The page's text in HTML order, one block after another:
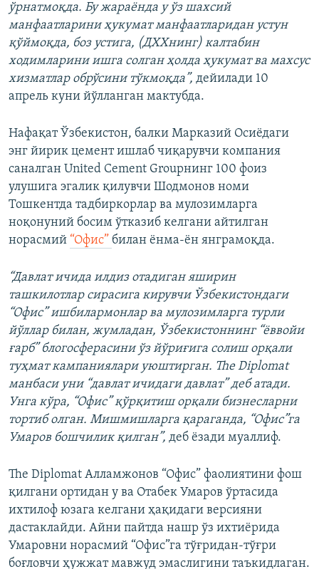
ўрнатмоқда. Бу жараёнда у ўз шахсий
манфаатларини ҳукумат манфаатларидан устун
қўймоқда, боз устига, (ДХХнинг) калтабин
ходимларини ишга солган ҳолда ҳукумат ва махсус
хизматлар обрўсини тўкмоқда”, дейилади 10
апрель куни йўлланган мактубда.
Нафақат Ўзбекистон, балки Марказий Осиёдаги
энг йирик цемент ишлаб чиқарувчи компания
саналган United Cement Groupнинг 100 фоиз
улушига эгалик қилувчи Шодмонов номи
Тошкентда тадбиркорлар ва мулозимларга
ноқонуний босим ўтказиб келгани айтилган
норасмий “Офис” билан ёнма-ён янграмоқда.
“Давлат ичида илдиз отадиган яширин
ташкилотлар сирасига кирувчи Ўзбекистондаги
“Офис” ишбилармонлар ва мулозимларга турли
йўллар билан, жумладан, Ўзбекистоннинг “ёввойи
ғарб” блогосферасини ўз йўриғига солиш орқали
туҳмат кампаниялари уюштирган. The Diplomat
манбаси уни “давлат ичидаги давлат” деб атади.
Унга кўра, “Офис” қўрқитиш орқали бизнесларни
тортиб олган. Мишмишларга қараганда, “Офис”га
Умаров бошчилик қилган”, деб ёзади муаллиф.
The Diplomat Алламжонов “Офис” фаолиятини фош
қилгани ортидан у ва Отабек Умаров ўртасида
ихтилоф юзага келгани ҳақидаги версияни
дастаклайди. Айни пайтда нашр ўз ихтиёрида
Умаровни норасмий “Офис”га тўғридан-тўғри
боғловчи ҳужжат мавжуд эмаслигини таъкидлаган.